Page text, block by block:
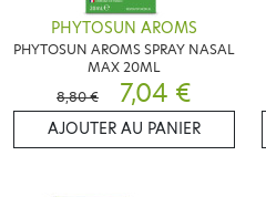
PHYTOSUN AROMS
PHYTOSUN AROMS SPRAY NASAL
MAX 20ML
8,80 €
7,04 €
AJOUTER AU PANIER